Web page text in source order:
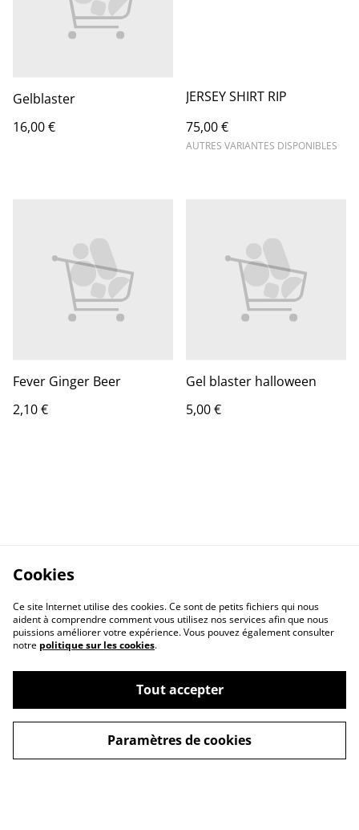
Gelblaster
16,00 €
JERSEY SHIRT RIP
75,00 €
AUTRES VARIANTES DISPONIBLES
Fever Ginger Beer
2,10 €
Gel blaster halloween
5,00 €
Contact Us
Privacy Policy
Cookie Policy
Cookies
Ce site Internet utilise des cookies. Ce sont de petits fichiers qui nous
aident à comprendre comment vous utilisez nos services afin que nous
puissions améliorer votre expérience. Vous pouvez également consulter
notre politique sur les cookies.
Tout accepter
Paramètres de cookies